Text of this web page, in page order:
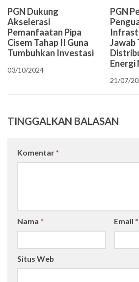
PGN Dukung
Akselerasi
Pemanfaatan Pipa
Cisem Tahap II Guna
Tumbuhkan Investasi
03/10/2024
PGN
Jawab
Energi
21/07/
TINGGALKAN BALASAN
Komentar *
Nama * Email *
Situs Web